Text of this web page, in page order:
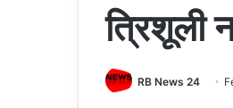
त्रिशूली
RB News 24